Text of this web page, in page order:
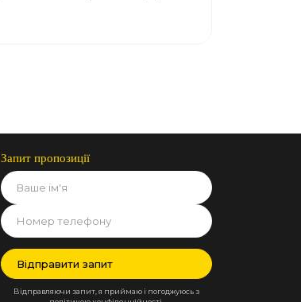
Запит пропозиції
Відправляючи запит, я приймаю і погоджуюсь з